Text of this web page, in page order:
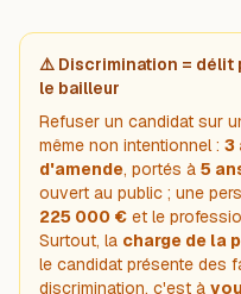
⚠️ Discrimination = délit
le bailleur
Refuser un candidat sur
même non intentionnel : 3
d'amende, portés à 5
ouvert au public ; une
225 000 € et le
Surtout, la charge de la
le candidat présente des
discrimination, c'est à